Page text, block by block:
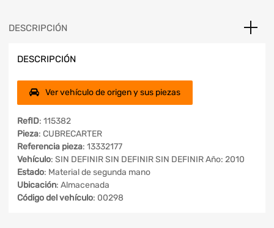
DESCRIPCIÓN
DESCRIPCIÓN
Ver vehículo de origen y sus piezas
RefID: 115382
Pieza: CUBRECARTER
Referencia pieza: 13332177
Vehículo: SIN DEFINIR SIN DEFINIR SIN DEFINIR Año: 2010
Estado: Material de segunda mano
Ubicación: Almacenada
Código del vehículo: 00298